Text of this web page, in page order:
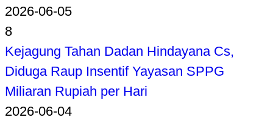
2026-06-05
8
Kejagung Tahan Dadan Hindayana Cs,
Diduga Raup Insentif Yayasan SPPG
Miliaran Rupiah per Hari
2026-06-04